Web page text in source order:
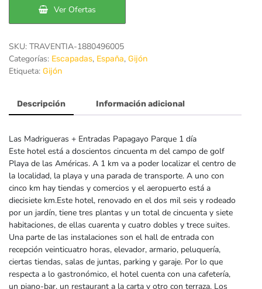
era:
197€.
es:
157€.
Ver Ofertas
SKU: TRAVENTIA-1880496005
Categorías: Escapadas, España, Gijón
Etiqueta: Gijón
Descripción Información adicional
Las Madrigueras + Entradas Papagayo Parque 1 día
Este hotel está a doscientos cincuenta m del campo de golf
Playa de las Américas. A 1 km va a poder localizar el centro de
la localidad, la playa y una parada de transporte. A uno con
cinco km hay tiendas y comercios y el aeropuerto está a
diecisiete km.Este hotel, renovado en el dos mil seis y rodeado
por un jardín, tiene tres plantas y un total de cincuenta y siete
habitaciones, de ellas cuarenta y cuatro dobles y trece suites.
Una parte de las instalaciones son el hall de entrada con
recepción veinticuatro horas, elevador, armario, peluquería,
ciertas tiendas, salas de juntas, parking y garaje. Por lo que
respecta a lo gastronómico, el hotel cuenta con una cafetería,
un piano-bar, un restaurant a la carta y otro con terraza. Los